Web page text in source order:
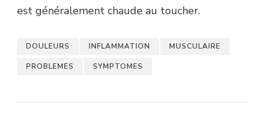
est généralement chaude au toucher.
DOULEURS INFLAMMATION MUSCULAIRE
PROBLEMES SYMPTOMES